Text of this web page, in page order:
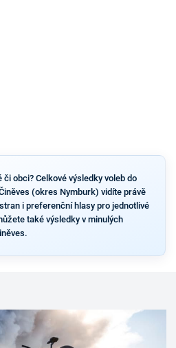
obci? Celkové výsledky voleb do
(okres Nymburk) vidíte právě
i preferenční hlasy pro jednotlivé
také výsledky v minulých